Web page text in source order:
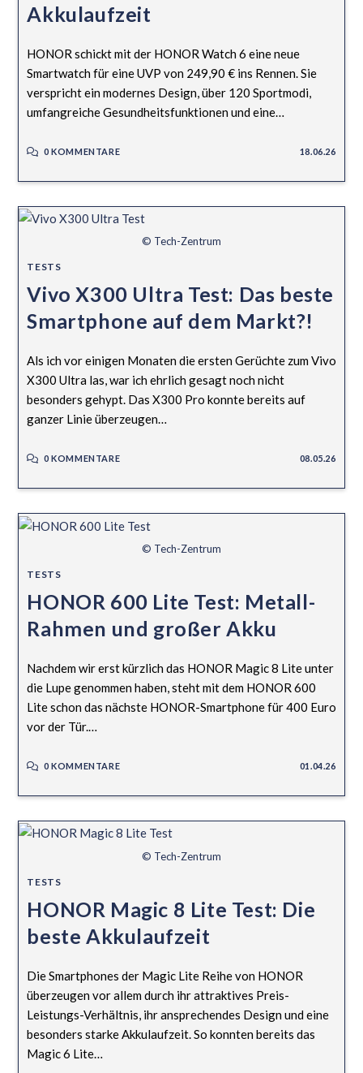
Akkulaufzeit
HONOR schickt mit der HONOR Watch 6 eine neue
Smartwatch für eine UVP von 249,90 € ins Rennen. Sie
verspricht ein modernes Design, über 120 Sportmodi,
umfangreiche Gesundheitsfunktionen und eine…
0 KOMMENTARE 18.06.26
© Tech-Zentrum
TESTS
Vivo X300 Ultra Test: Das beste
Smartphone auf dem Markt?!
Als ich vor einigen Monaten die ersten Gerüchte zum Vivo
X300 Ultra las, war ich ehrlich gesagt noch nicht
besonders gehypt. Das X300 Pro konnte bereits auf
ganzer Linie überzeugen…
0 KOMMENTARE 08.05.26
© Tech-Zentrum
TESTS
HONOR 600 Lite Test: Metall-
Rahmen und großer Akku
Nachdem wir erst kürzlich das HONOR Magic 8 Lite unter
die Lupe genommen haben, steht mit dem HONOR 600
Lite schon das nächste HONOR-Smartphone für 400 Euro
vor der Tür.…
0 KOMMENTARE 01.04.26
© Tech-Zentrum
TESTS
HONOR Magic 8 Lite Test: Die
beste Akkulaufzeit
Die Smartphones der Magic Lite Reihe von HONOR
überzeugen vor allem durch ihr attraktives Preis-
Leistungs-Verhältnis, ihr ansprechendes Design und eine
besonders starke Akkulaufzeit. So konnten bereits das
Magic 6 Lite…